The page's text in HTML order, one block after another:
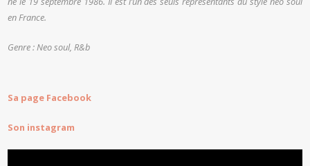
en France.
Genre : Neo soul, R&b
Sa page Facebook
Son instagram